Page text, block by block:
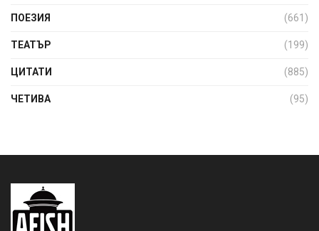
ПОЕЗИЯ (661)
ТЕАТЪР (199)
ЦИТАТИ (885)
ЧЕТИВА (95)